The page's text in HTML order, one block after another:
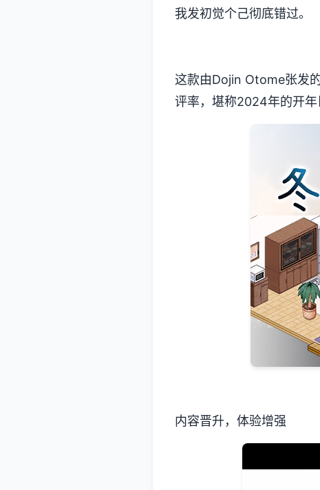
我发初觉个己彻底错过。
这款由Dojin Otome张发
评率​​，堪称2024年的开年
内容晋升，体验增强